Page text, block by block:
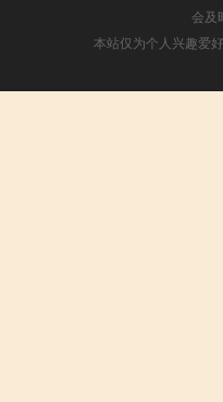
会及
本站仅为个人兴趣爱